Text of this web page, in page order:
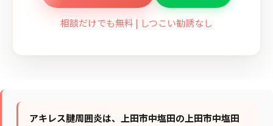
相談だけでも無料 | しつこい勧誘なし
アキレス腱周囲炎は、上田市中塩田の上田市中塩田